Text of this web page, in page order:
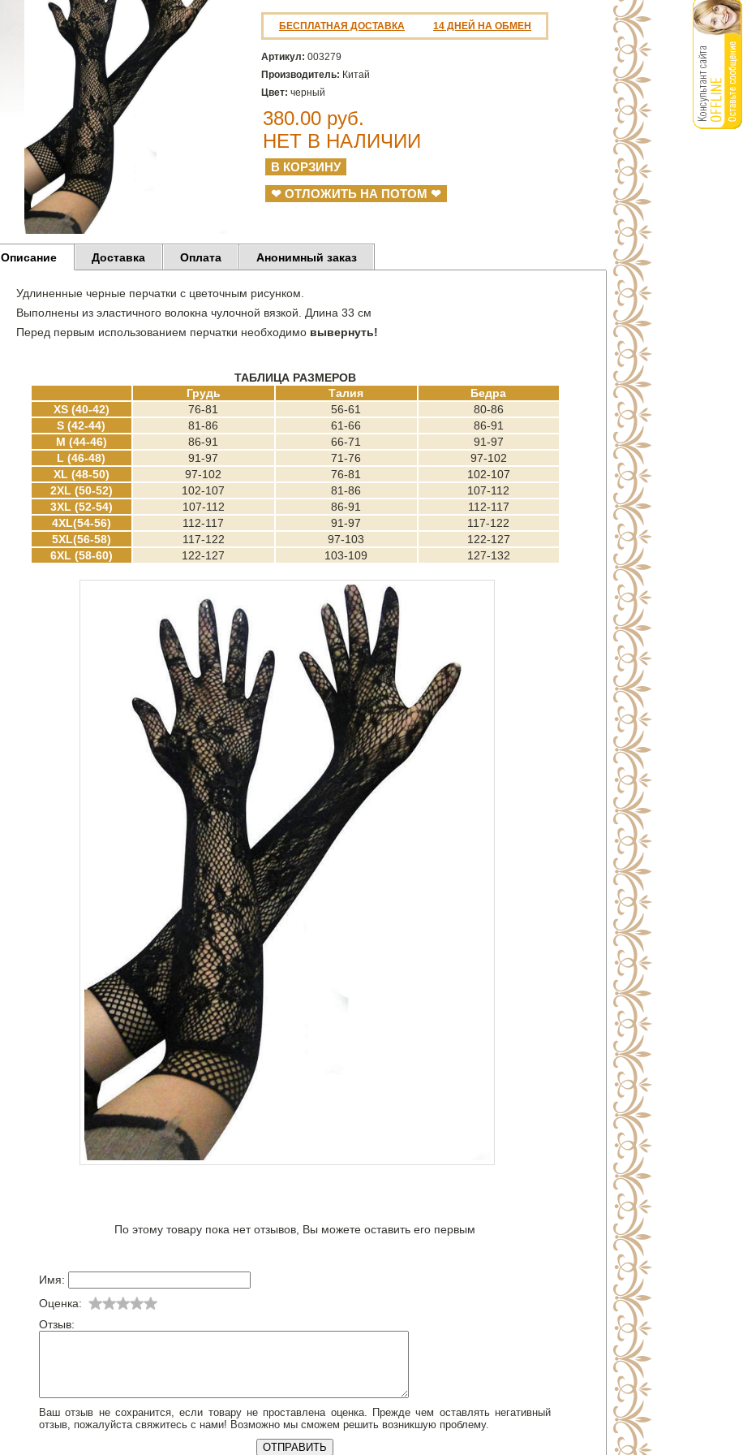
БЕСПЛАТНАЯ ДОСТАВКА 14 ДНЕЙ НА ОБМЕН
Артикул: 003279
Производитель: Китай
Цвет: черный
380.00руб.
НЕТ В НАЛИЧИИ
❤ ОТЛОЖИТЬ НА ПОТОМ ❤
Описание Доставка Оплата Анонимный заказ
Удлиненные черные перчатки с цветочным рисунком.
Выполнены из эластичного волокна чулочной вязкой. Длина 33 см
Перед первым использованием перчатки необходимо вывернуть!
ТАБЛИЦА РАЗМЕРОВ
Грудь
Талия
Бедра
XS (40-42)
76-81 56-61
80-86
S (42-44)
81-86 61-66
86-91
M (44-46)
86-91 66-71
91-97
L (46-48)
91-97 71-76
97-102
XL (48-50)
97-102 76-81
102-107
2XL (50-52)
102-107 81-86
107-112
3XL (52-54)
107-112 86-91
112-117
4XL(54-56)
112-117 91-97
117-122
5XL(56-58)
117-122 97-103
122-127
6XL (58-60)
122-127 103-109 127-132
По этому товару пока нет отзывов, Вы можете оставить его первым
Имя:
Оценка:
Отзыв:
Ваш отзыв не сохранится, если товару не проставлена оценка. Прежде чем оставлять негативный
отзыв, пожалуйста свяжитесь с нами! Возможно мы сможем решить возникшую проблему.